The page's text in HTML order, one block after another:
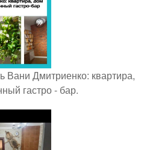
Вани Дмитриенко: квартира,
гастро - бар.